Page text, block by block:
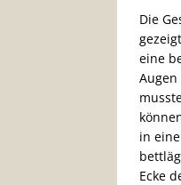
Die
eine
in
Ecke